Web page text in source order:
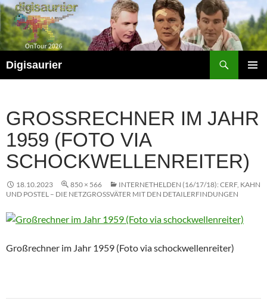
Zum
Inhalt
springen
Digisaurier
GROSSRECHNER IM JAHR 1
959 (FOTO VIA S
CHOCKWELLENREITER)
18.10.2023 850 × 566
INTERNETHELDEN (16/17/18): CERF, KAHN
UND POSTEL – DIE NETZGROSSVÄTER MIT DEN DETAILERFINDUNGEN
Großrechner im Jahr 1959 (Foto via schockwellenreiter)